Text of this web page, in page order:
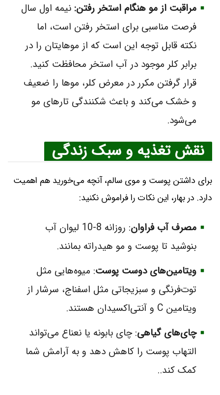
مراقبت از مو هنگام استخر رفتن: نیمه اول سال
فرصت مناسبی برای استخر رفتن است، اما
نکته قابل توجه این است که از موهایتان را در
برابر کلر موجود در آب استخر محافظت کنید.
قرار گرفتن مکرر در معرض کلر، موها را ضعیف
و خشک می‌کند و باعث شکنندگی تارهای مو
می‌شود.
نقش تغذیه و سبک زندگی
برای داشتن پوست و موی سالم، آنچه می‌خورید هم اهمیت
دارد. در بهار، این نکات را فراموش نکنید:
مصرف آب فراوان
: روزانه 8-10 لیوان آب
بنوشید تا پوست و مو هیدراته بمانند.
ویتامین‌های دوست پوست: میوه‌هایی مثل
توت‌فرنگی و سبزیجاتی مثل اسفناج، سرشار از
ویتامین C و آنتی‌اکسیدان هستند.
چای‌های گیاهی: چای بابونه یا نعناع می‌تواند
التهاب پوست را کاهش دهد و به آرامش شما
کمک کند..